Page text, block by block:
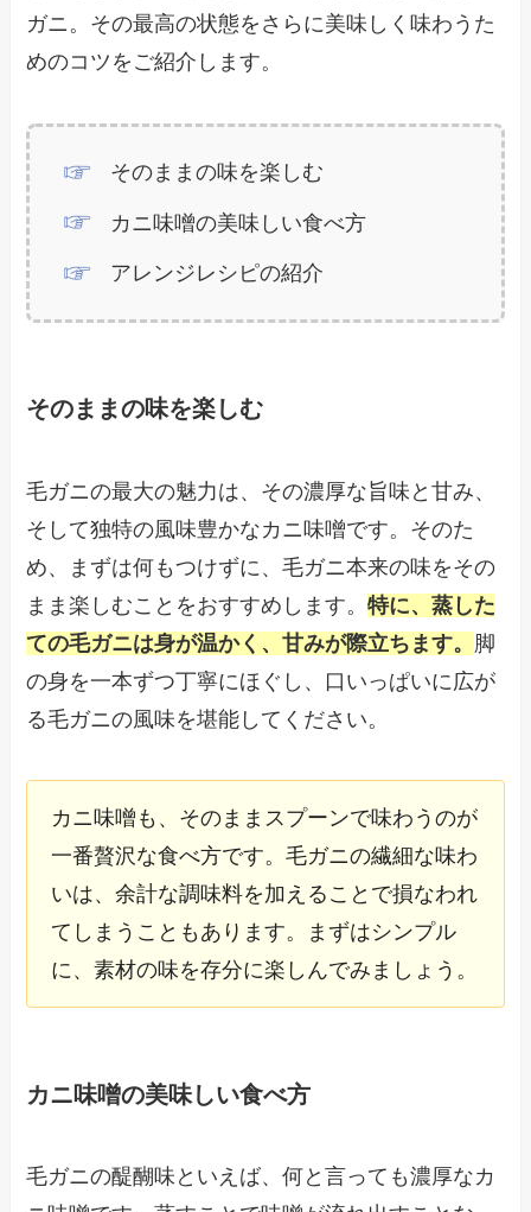
ガニ。その最高の状態をさらに美味しく味わうた
めのコツをご紹介します。
そのままの味を楽しむ
カニ味噌の美味しい食べ方
アレンジレシピの紹介
そのままの味を楽しむ
毛ガニの最大の魅力は、その濃厚な旨味と甘み、
そして独特の風味豊かなカニ味噌です。そのた
め、まずは何もつけずに、毛ガニ本来の味をその
まま楽しむことをおすすめします。特に、蒸した
ての毛ガニは身が温かく、甘みが際立ちます。 脚
の身を一本ずつ丁寧にほぐし、口いっぱいに広が
る毛ガニの風味を堪能してください。
カニ味噌も、そのままスプーンで味わうのが
一番贅沢な食べ方です。毛ガニの繊細な味わ
いは、余計な調味料を加えることで損なわれ
てしまうこともあります。まずはシンプル
に、素材の味を存分に楽しんでみましょう。
カニ味噌の美味しい食べ方
毛ガニの醍醐味といえば、何と言っても濃厚なカ